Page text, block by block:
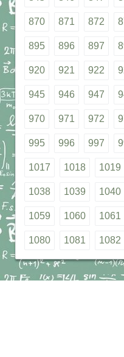
870 871 872
895 896 897
920 921 922
945 946 947
970 971 972
995 996 997
1017 1018 1019
1038 1039 1040
1059 1060 1061
1080 1081 1082